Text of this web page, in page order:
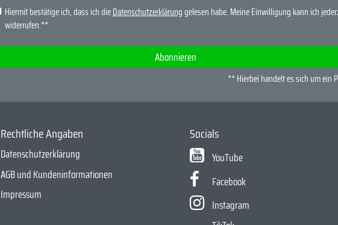
Hiermit bestätige ich, dass ich dieDaten­schutz­erklärunggelesen habe. Meine Einwilligung kann ich
widerrufen.**
Abonnieren
** Hierbei handelt es sich um ein
Rechtliche Angaben
Datenschutzerklärung
AGB und Kundeninformationen
Impressum
Socials
YouTube
Facebook
Instagram